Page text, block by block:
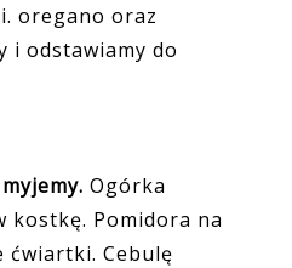
oregano oraz
i odstawiamy do
Ogórka
kostkę. Pomidora na
ćwiartki. Cebulę